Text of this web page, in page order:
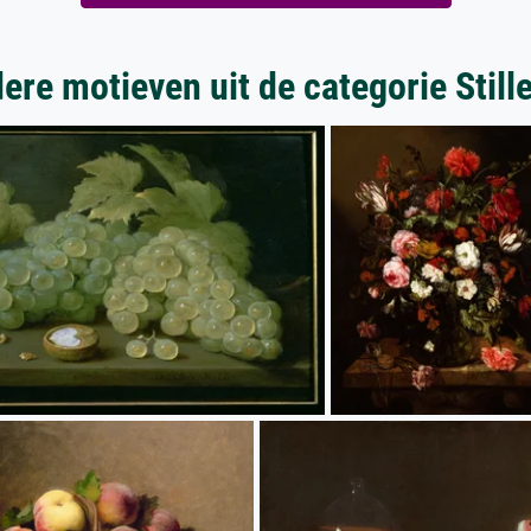
motieven uit de categorie